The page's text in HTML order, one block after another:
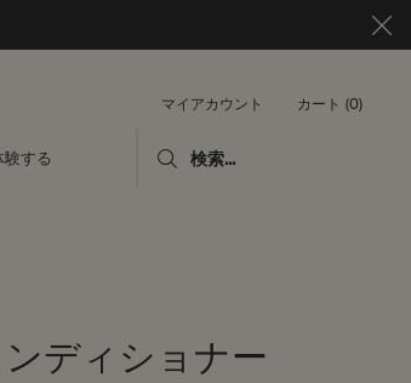
マイアカウント カート 0
0 カート内の製品
験する 検索...
ディショナー